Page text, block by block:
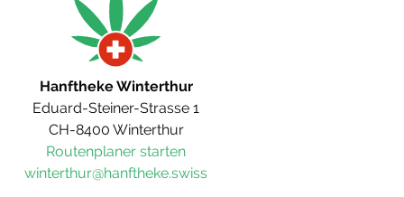
Hanftheke Winterthur
Eduard-Steiner-Strasse 1
CH-8400 Winterthur
Routenplaner starten
winterthur@hanftheke.swiss